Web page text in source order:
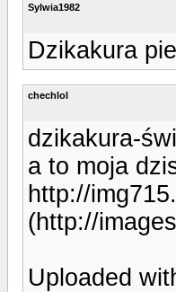
Sylwia1982
Dzikakura
chechlol
dzikakura-
a to moja
http://
(http://
Uploaded